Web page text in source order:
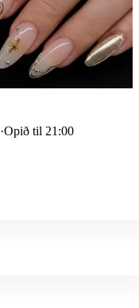
·Opið til 21:00